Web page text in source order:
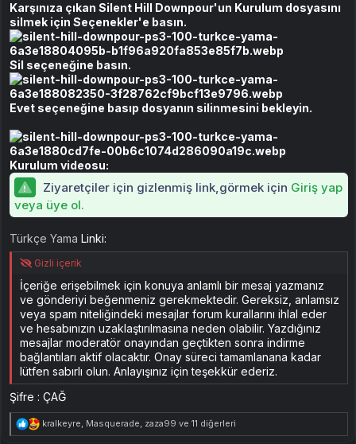
Karşınıza çıkan Silent Hill Downpour'un Kurulum dosyasını
silmek için Seçenekler'e basın.
Sil seçeneğine basın.
Evet seçeneğine basıp dosyanın silinmesini bekleyin.
Kurulum videosu:
Ziyaretçiler için gizlenmiş link,görmek için Giriş yap
veya üye ol.
Türkçe Yama Linki:
Gizli içerik
İçeriğe erişebilmek için konuya anlamlı bir mesaj yazmanız
ve gönderiyi beğenmeniz gerekmektedir. Gereksiz, anlamsız
veya spam niteliğindeki mesajlar forum kurallarını ihlal eder
ve hesabınızın uzaklaştırılmasına neden olabilir. Yazdığınız
mesajlar moderatör onayından geçtikten sonra indirme
bağlantıları aktif olacaktır. Onay süreci tamamlanana kadar
lütfen sabırlı olun. Anlayışınız için teşekkür ederiz.
Şifre : ÇAĞ
T
e
kralkeyre, Masquerade, zaza99 ve 11 diğerleri